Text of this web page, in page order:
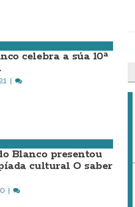
celebra a súa 10ª
Blanco presentou
cultural O saber